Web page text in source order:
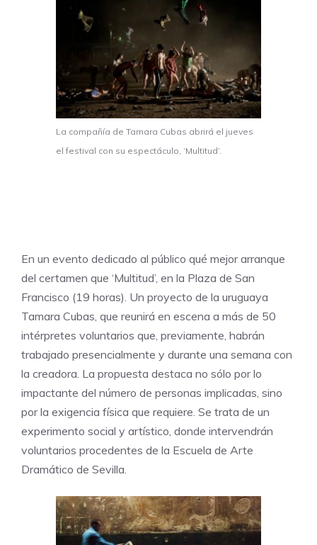
La compañía de Tamara Cubas abrirá el jueves
el festival con su espectáculo, ‘Multitud’.
En un evento dedicado al público qué mejor arranque
del certamen que ‘Multitud’, en la Plaza de San
Francisco (19 horas). Un proyecto de la uruguaya
Tamara Cubas, que reunirá en escena a más de 50
intérpretes voluntarios que, previamente, habrán
trabajado presencialmente y durante una semana con
la creadora. La propuesta destaca no sólo por lo
impactante del número de personas implicadas, sino
por la exigencia física que requiere. Se trata de un
experimento social y artístico, donde intervendrán
voluntarios procedentes de la Escuela de Arte
Dramático de Sevilla.